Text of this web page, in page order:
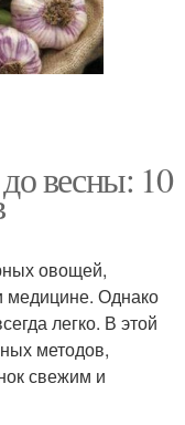
весны: 10
овощей,
медицине. Однако
легко. В этой
методов,
свежим и